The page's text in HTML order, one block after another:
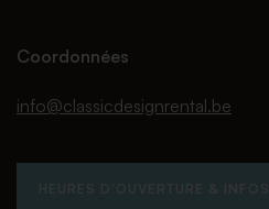
Coordonnées
info@classicdesignrental.be
HEURES D'OUVERTURE & INFOS